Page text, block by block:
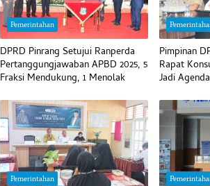
Pemerintahan
DPRD Pinrang Setujui Ranperda
Pertanggungjawaban APBD 2025, 5
Fraksi Mendukung, 1 Menolak
Pimpinan
Rapat
Jadi
Pemerintahan